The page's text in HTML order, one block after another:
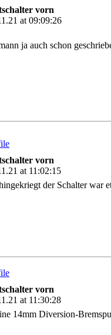
vorn
at 09:09:26
ja auch schon
vorn
at 11:02:15
der Schalter war
vorn
at 11:30:28
14mm Diversion-